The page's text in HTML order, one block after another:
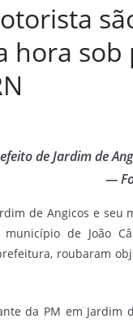
hora
de Jardim de
—
de Angicos e
de João
roubaram
da PM em Jardim